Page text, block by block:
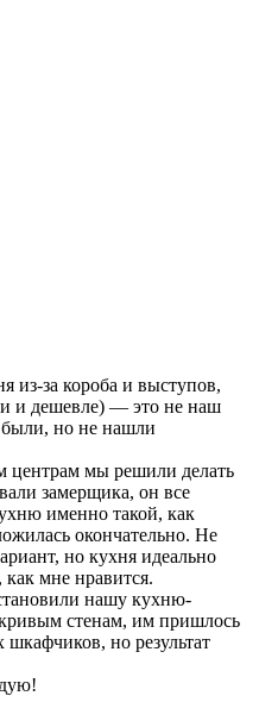
из-за короба и выступов,
и дешевле) — это не наш
но не нашли
центрам мы решили делать
замерщика, он все
именно такой, как
окончательно. Не
но кухня идеально
как мне нравится.
нашу кухню-
стенам, им пришлось
но результат